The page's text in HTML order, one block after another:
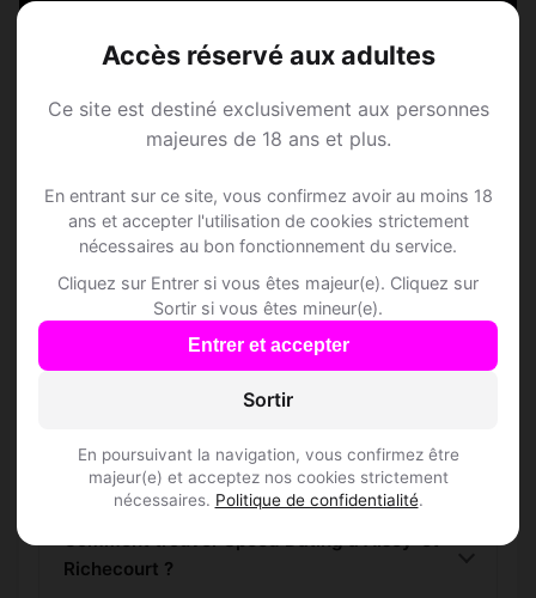
Accès réservé aux adultes
Ce site est destiné exclusivement aux personnes
majeures de 18 ans et plus.
En entrant sur ce site, vous confirmez avoir au moins 18
ans et accepter l'utilisation de cookies strictement
nécessaires au bon fonctionnement du service.
Cliquez sur Entrer si vous êtes majeur(e). Cliquez sur
Sortir si vous êtes mineur(e).
Entrer et accepter
Sortir
En poursuivant la navigation, vous confirmez être
majeur(e) et acceptez nos cookies strictement
nécessaires. Politique de confidentialité.
Speed Dating à Aisey-
et-Richecourt
Rejoins les membres de Aisey-et-
Richecourt et des alentours !
Questions fréquentes
Comment trouver Speed Dating à Aisey-et-
Richecourt ?